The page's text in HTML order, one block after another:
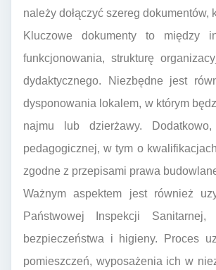
należy dołączyć szereg
Kluczowe dokumenty to między
funkcjonowania, strukturę
dydaktycznego. Niezbędne jest
dysponowania lokalem, w którym
najmu lub dzierżawy.
pedagogicznej, w tym o
zgodne z przepisami prawa
Ważnym aspektem jest również
Państwowej Inspekcji
bezpieczeństwa i higieny. Proces
pomieszczeń, wyposażenia ich w